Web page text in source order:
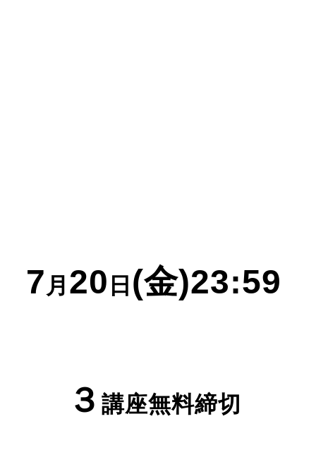
7 月 20 日 (金)23:59
３ 講座無料締切